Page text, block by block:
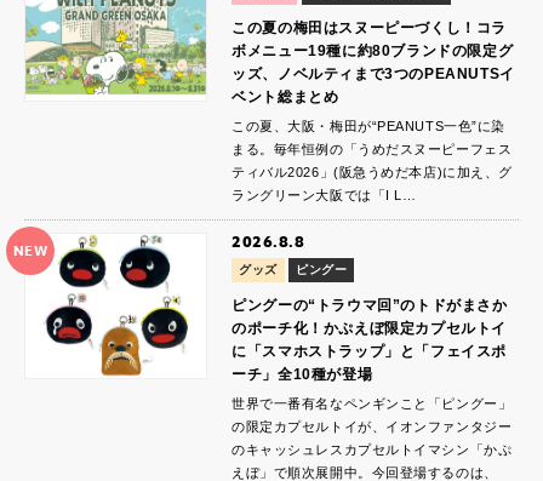
この夏の梅田はスヌーピーづくし！コラ
ボメニュー19種に約80ブランドの限定グ
ッズ、ノベルティまで3つのPEANUTSイ
ベント総まとめ
この夏、大阪・梅田が“PEANUTS一色”に染
まる。毎年恒例の「うめだスヌーピーフェス
ティバル2026」(阪急うめだ本店)に加え、グ
ラングリーン大阪では「I L…
NEW 2026.8.8
グッズ ピングー
ピングーの“トラウマ回”のトドがまさか
のポーチ化！かぷえぼ限定カプセルトイ
に「スマホストラップ」と「フェイスポ
ーチ」全10種が登場
世界で一番有名なペンギンこと「ピングー」
の限定カプセルトイが、イオンファンタジー
のキャッシュレスカプセルトイマシン「かぷ
えぼ」で順次展開中。今回登場するのは、